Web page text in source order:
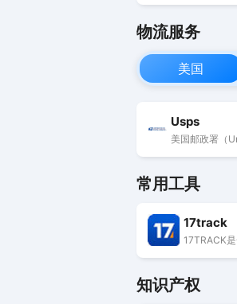
物流服务
美国
Usps
常用工具
17track
知识产权